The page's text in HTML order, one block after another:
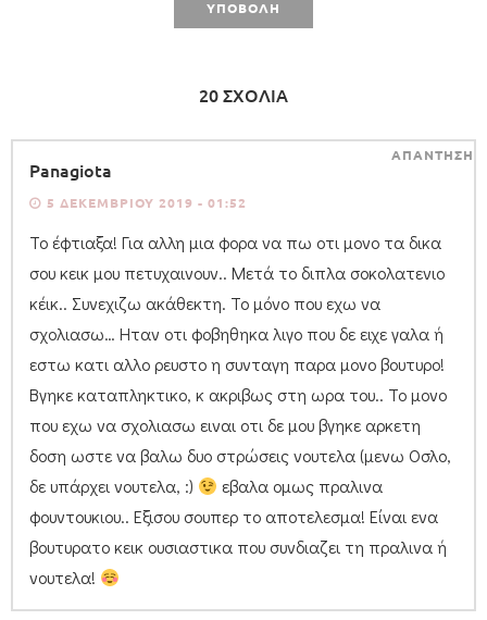
20 ΣΧΟΛΙΑ
Panagiota
5 ΔΕΚΕΜΒΡΊΟΥ 2019 - 01:52
Το έφτιαξα! Για αλλη μια φορα να πω οτι μονο τα δικα
σου κεικ μου πετυχαινουν.. Μετά το διπλα σοκολατενιο
κέικ.. Συνεχιζω ακάθεκτη. Το μόνο που εχω να
σχολιασω… Ηταν οτι φοβηθηκα λιγο που δε ειχε γαλα ή
εστω κατι αλλο ρευστο η συνταγη παρα μονο βουτυρο!
Βγηκε καταπληκτικο, κ ακριβως στη ωρα του.. Το μονο
που εχω να σχολιασω ειναι οτι δε μου βγηκε αρκετη
δοση ωστε να βαλω δυο στρώσεις νουτελα (μενω Οσλο,
δε υπάρχει νουτελα, :)
εβαλα ομως πραλινα
φουντουκιου.. Εξισου σουπερ το αποτελεσμα! Είναι ενα
βουτυρατο κεικ ουσιαστικα που συνδιαζει τη πραλινα ή
νουτελα!
ΑΠΑΝΤΗΣΗ